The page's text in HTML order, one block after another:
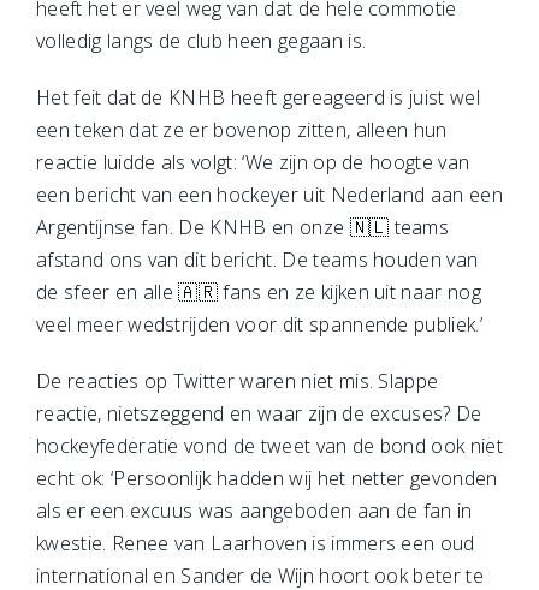
heeft het er veel weg van dat de hele commotie
volledig langs de club heen gegaan is.
Het feit dat de KNHB heeft gereageerd is juist wel
een teken dat ze er bovenop zitten, alleen hun
reactie luidde als volgt: ‘We zijn op de hoogte van
een bericht van een hockeyer uit Nederland aan een
Argentijnse fan. De KNHB en onze 🇳🇱 teams
afstand ons van dit bericht. De teams houden van
de sfeer en alle 🇦🇷 fans en ze kijken uit naar nog
veel meer wedstrijden voor dit spannende publiek.’
De reacties op Twitter waren niet mis. Slappe
reactie, nietszeggend en waar zijn de excuses? De
hockeyfederatie vond de tweet van de bond ook niet
echt ok: ‘Persoonlijk hadden wij het netter gevonden
als er een excuus was aangeboden aan de fan in
kwestie. Renee van Laarhoven is immers een oud
international en Sander de Wijn hoort ook beter te